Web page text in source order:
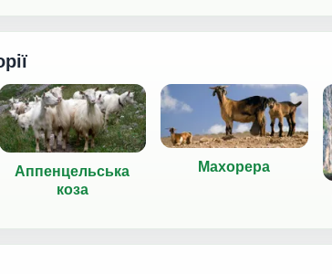
Аппенцельська
коза
Махорера